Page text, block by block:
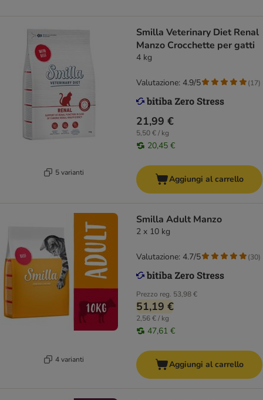
5 varianti
Smilla Veterinary Diet Renal
Manzo Crocchette per gatti
4 kg
21,99 €
5,50 € / kg
20,45 €
Valutazione: 4.9/5 (17)
Aggiungi al carrello
4 varianti
Smilla Adult Manzo
2 x 10 kg
Prezzo reg. 53,98 €
51,19 €
2,56 € / kg
47,61 €
Valutazione: 4.7/5 (30)
Aggiungi al carrello